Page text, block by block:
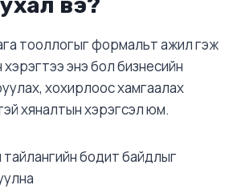
тооллогыг формальт ажил гэж
энэ бол бизнесийн
хохирлоос хамгаалах
хяналтын хэрэгсэл юм.
тайлангийн бодит байдлыг